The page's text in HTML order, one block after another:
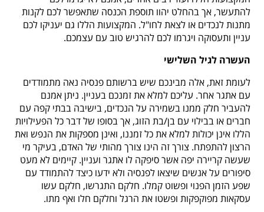
להתעשר, אך בהחלט יהוו תוספת הכנסה שתאפשר לכם לקנות
מתנות לנכדים או לצאת לחו"ל. המקצועות הללו גם יעניקו לכם
עניין ותעסוקה ויגרמו לכם להרגיש טוב עם עצמכם.
העשרה לגיל השלישי
לעומת זאת, אלה מבינכם שיש ברשותם פנסיה נאה מתמודדים
עם אתגר אחר. עליכם למלא את זמנכם בעניין. ניתן אמנם
להעביר חלק ממנו בשמירה על הנכדים, בישיבה בבתי קפה עם
חברים או בבילוי עם בן/בת הזוג, אך בסופו של דבר כל הפעילויות
הללו אינן יכולות למלא את כל זמננו, ואינן מספקות את הנפש ואת
הרצון להתפתח. צורך זה הינו צורך מהותי של האדם, בעיקר מי
שעשה קריירה יפה אשר סיפקה לו אתגר ועניין. קיימים לא מעט
סיפורים על אנשים שיצאו לפנסיה ולא ידעו כיצד להתמודד עם
שפע הזמן הפנוי ופשוט קמלו. חלקם התגרשו, חלקם עשו
עסקאות מפוקפקות ופשטו את הרגל וחלקם חלו ואף מתו.